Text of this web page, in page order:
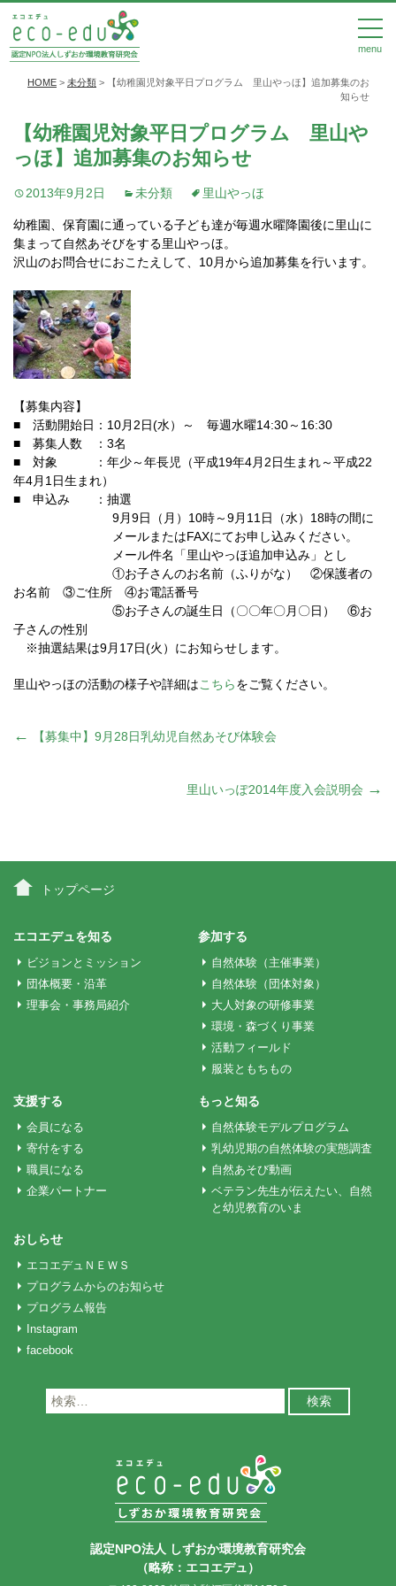
menu
HOME > 未分類 >
【幼稚園児対象平日プログラム 里山やっほ】追加募集のお
知らせ
【幼稚園児対象平日プログラム 里山や
っほ】追加募集のお知らせ
2013年9月2日 未分類 里山やっほ
幼稚園、保育園に通っている子ども達が毎週水曜降園後に里山に
集まって自然あそびをする里山やっほ。
沢山のお問合せにおこたえして、10月から追加募集を行います。
【募集内容】
■ 活動開始日：10月2日(水）～ 毎週水曜14:30～16:30
■ 募集人数 ：3名
■ 対象 ：年少～年長児（平成19年4月2日生まれ～平成22
年4月1日生まれ）
■ 申込み ：抽選
9月9日（月）10時～9月11日（水）18時の間に
メールまたはFAXにてお申し込みください。
メール件名「里山やっほ追加申込み」とし
①お子さんのお名前（ふりがな） ②保護者の
お名前 ③ご住所 ④お電話番号
⑤お子さんの誕生日（〇〇年〇月〇日） ⑥お
子さんの性別
※抽選結果は9月17日(火）にお知らせします。
里山やっほの活動の様子や詳細はこちらをご覧ください。
投
ビ
ゲ
ー
ョ
ン
← 【募集中】9月28日乳幼児自然あそび体験会
里山いっぽ2014年度入会説明会 →
トップページ
エコエデュを知る
ビジョンとミッション
団体概要・沿革
理事会・事務局紹介
参加する
自然体験（主催事業）
自然体験（団体対象）
大人対象の研修事業
環境・森づくり事業
活動フィールド
服装ともちもの
支援する
会員になる
寄付をする
職員になる
企業パートナー
もっと知る
自然体験モデルプログラム
乳幼児期の自然体験の実態調査
自然あそび動画
ベテラン先生が伝えたい、自然
と幼児教育のいま
おしらせ
エコエデュＮＥＷＳ
プログラムからのお知らせ
プログラム報告
Instagram
facebook
検
索:
認定NPO法人 しずおか環境教育研究会
（略称：エコエデュ）